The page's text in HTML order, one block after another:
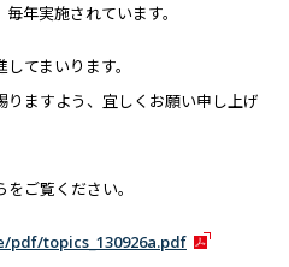
年実施されています。
てまいります。
ますよう、宜しくお願い申し上げ
ご覧ください。
topics_130926a.pdf